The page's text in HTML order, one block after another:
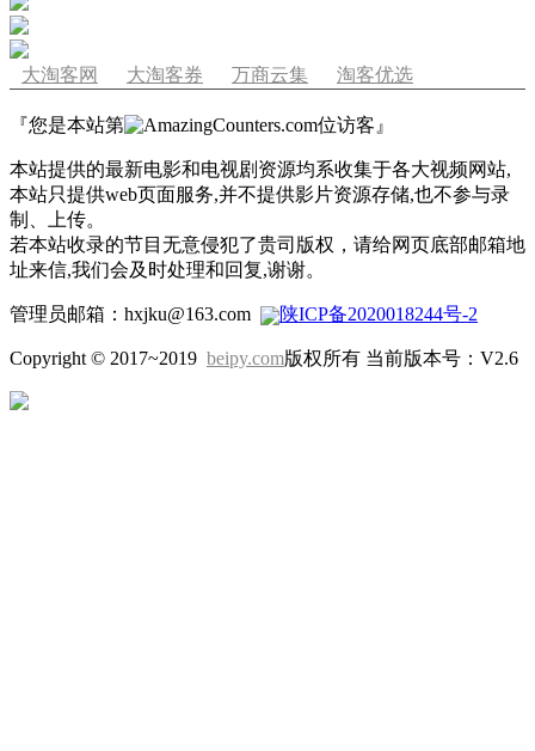
大淘客网 大淘客券 万商云集 淘客优选
『您是本站第 位访客』
本站提供的最新电影和电视剧资源均系收集于各大视频网站,
本站只提供web页面服务,并不提供影片资源存储,也不参与录
制、上传。
若本站收录的节目无意侵犯了贵司版权，请给网页底部邮箱地
址来信,我们会及时处理和回复,谢谢。
管理员邮箱：hxjku@163.com 陕ICP备2020018244号-2
Copyright © 2017~2019 beipy.com版权所有 当前版本号：V2.6